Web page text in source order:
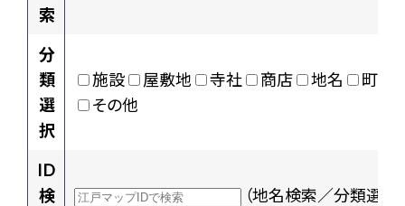
索
分
類
選
択
施設 屋敷地 寺社 商店 地名
町村
その他
ID
検
（地名検索／分類選択